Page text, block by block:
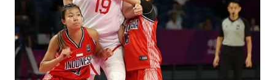
LIKUPANG
WN